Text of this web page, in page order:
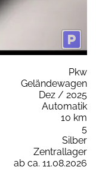
Pkw
Geländewagen
Dez / 2025
Automatik
10 km
5
Silber
Zentrallager
ab ca. 11.08.2026